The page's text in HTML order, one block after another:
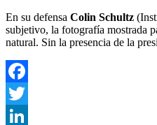
En su defensa Colin Schultz
subjetivo, la fotografía mostrada
natural. Sin la presencia de la
Facebook
Twitter